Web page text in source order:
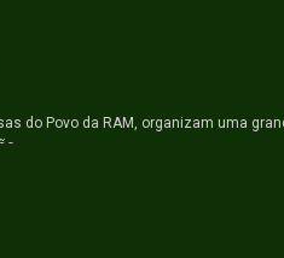
do Povo da RAM, organizam uma